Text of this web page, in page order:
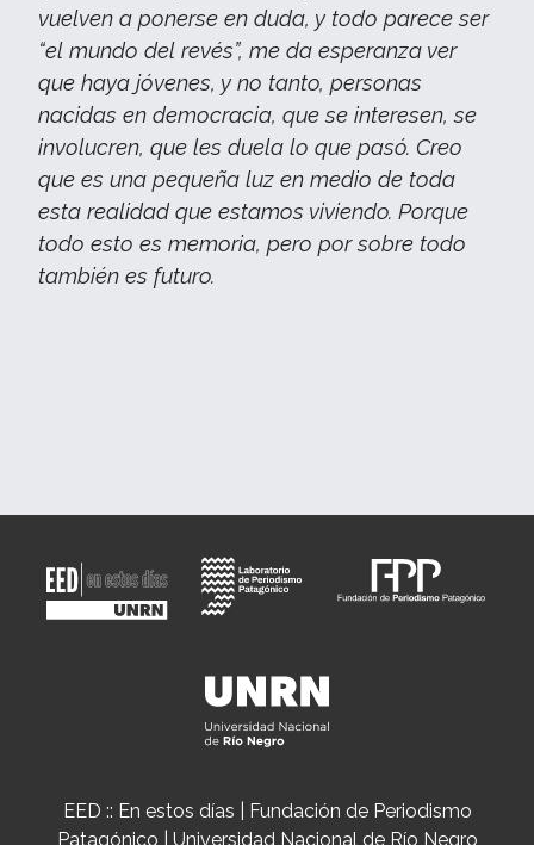
vuelven a ponerse en duda, y todo parece ser
“el mundo del revés”, me da esperanza ver
que haya jóvenes, y no tanto, personas
nacidas en democracia, que se interesen, se
involucren, que les duela lo que pasó. Creo
que es una pequeña luz en medio de toda
esta realidad que estamos viviendo. Porque
todo esto es memoria, pero por sobre todo
también es futuro.
EED :: En estos días | Fundación de Periodismo
Patagónico | Universidad Nacional de Río Negro